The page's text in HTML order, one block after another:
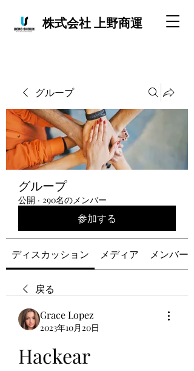
株式会社 上野商運
グループ
グループ
公開 · 290名のメンバー
参加する
ディスカッション メディア メンバー
戻る
Grace Lopez
2023年10月20日
Hackear